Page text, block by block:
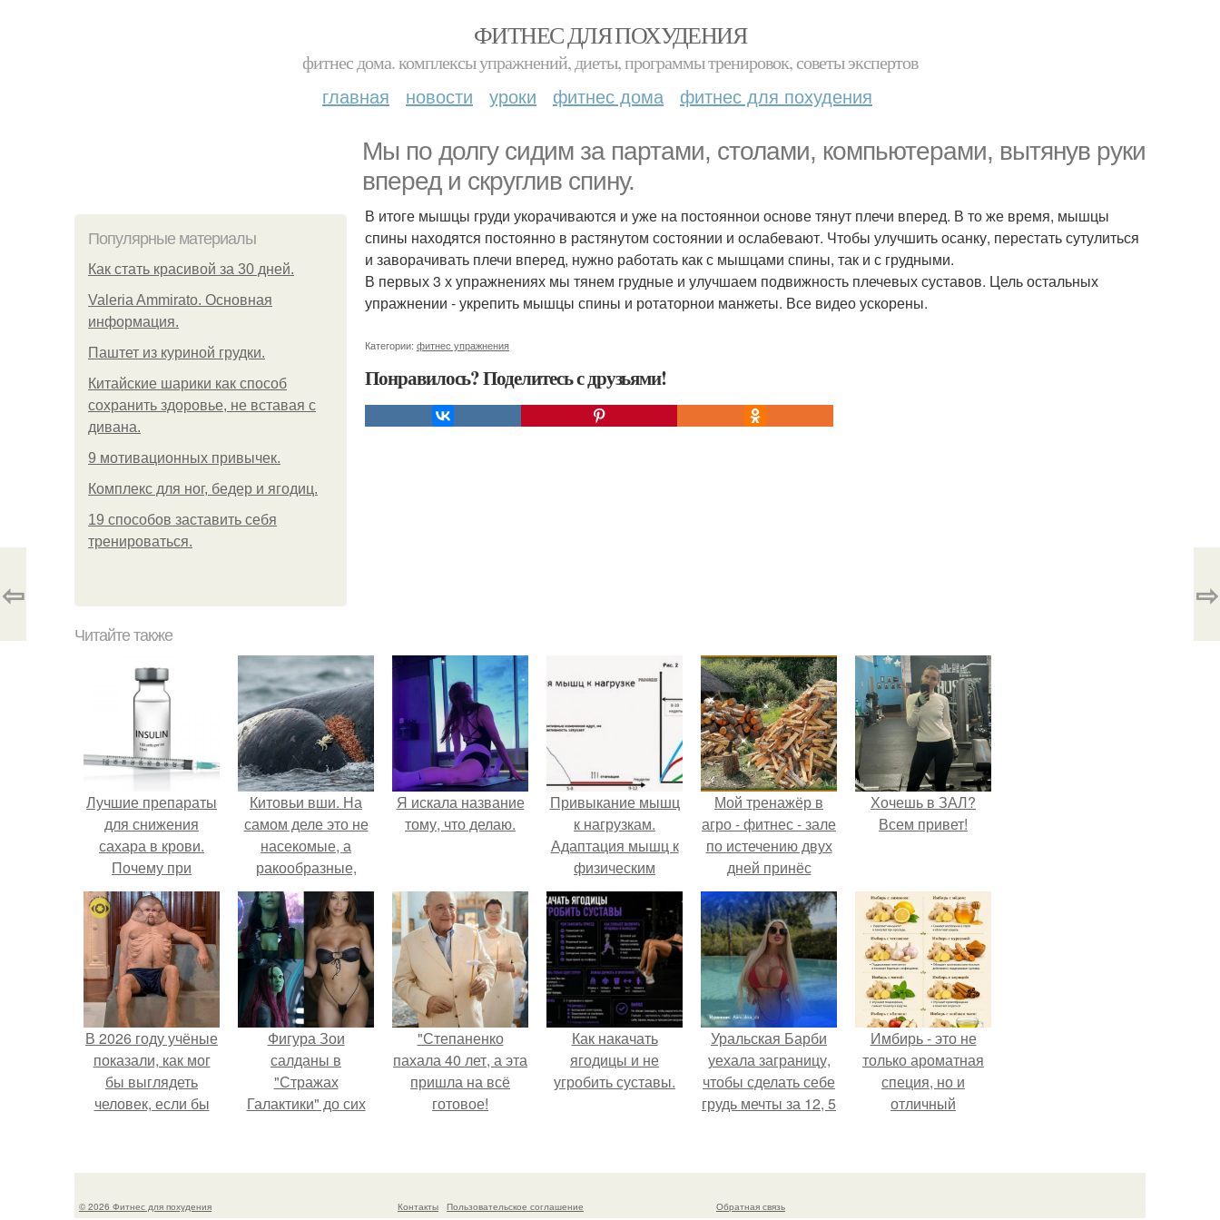
ФИТНЕС ДЛЯ ПОХУДЕНИЯ
фитнес дома. комплексы упражнений, диеты, программы тренировок, советы экспертов
главная новости уроки фитнес дома фитнес для похудения
Мы по долгу сидим за партами, столами, компьютерами, вытянув руки
вперед и скруглив спину.
Популярные материалы
Как стать красивой за 30 дней.
Valeria Ammirato. Основная
информация.
Паштет из куриной грудки.
Китайские шарики как способ
сохранить здоровье, не вставая с
дивана.
9 мотивационных привычек.
Комплекс для ног, бедер и ягодиц.
19 способов заставить себя
тренироваться.
В итоге мышцы груди укорачиваются и уже на постояннои основе тянут плечи вперед. В то же время, мышцы
спины находятся постоянно в растянутом состоянии и ослабевают. Чтобы улучшить осанку, перестать сутулиться
и заворачивать плечи вперед, нужно работать как с мышцами спины, так и с грудными.
В первых 3 х упражнениях мы тянем грудные и улучшаем подвижность плечевых суставов. Цель остальных
упражнении - укрепить мышцы спины и ротаторнои манжеты. Все видео ускорены.
Категории: фитнес упражнения
Понравилось? Поделитесь с друзьями!
⇦ ⇨
Читайте также
Лучшие препараты
для снижения
сахара в крови.
Почему при
диабете
увеличивается
потребность в
витаминах и
минералах
Китовьи вши. На
самом деле это не
насекомые, а
ракообразные,
относящиеся к
бокоплавам.
Я искала название
тому, что делаю.
Привыкание мышц
к нагрузкам.
Адаптация мышц к
физическим
нагрузкам.
Мой тренажёр в
агро - фитнес - зале
по истечению двух
дней принёс
ощутимый
результат.
Хочешь в ЗАЛ?
Всем привет!
В 2026 году учёные
показали, как мог
бы выглядеть
человек, если бы
специально для
автокатастpoфах.
Фигура Зои
салданы в
"Стражах
Галактики" до сих
"Степаненко
пахала 40 лет, а эта
пришла на всё
готовое!
Как накачать
ягодицы и не
угробить суставы.
Уральская Барби
уехала заграницу,
чтобы сделать себе
грудь мечты за 12, 5
Имбирь - это не
только ароматная
специя, но и
отличный
и блюд.
© 2026 Фитнес для похудения Контакты Пользовательское соглашение Обратная связь